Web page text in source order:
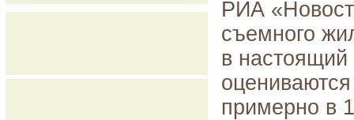
РИА
съемного
в
примерно в